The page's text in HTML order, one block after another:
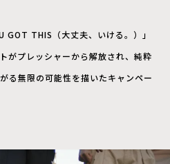
THIS（大丈夫、いける。）」
がプレッシャーから解放され、純粋
る無限の可能性を描いたキャンペー